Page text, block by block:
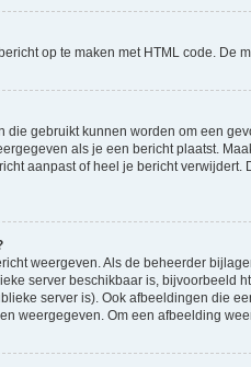
op te maken met HTML code.
gebruikt kunnen worden om een
als je een bericht plaatst.
aanpast of heel je bericht
weergeven. Als de beheerder
server beschikbaar is, bijvoorbeeld
server is). Ook afbeeldingen die
weergegeven. Om een afbeelding